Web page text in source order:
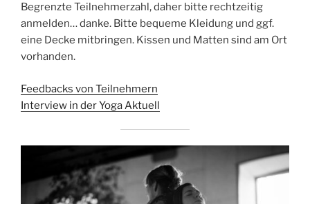
Begrenzte Teilnehmerzahl, daher bitte rechtzeitig
anmelden… danke. Bitte bequeme Kleidung und ggf.
eine Decke mitbringen. Kissen und Matten sind am Ort
vorhanden.
Feedbacks von Teilnehmern
Interview in der Yoga Aktuell